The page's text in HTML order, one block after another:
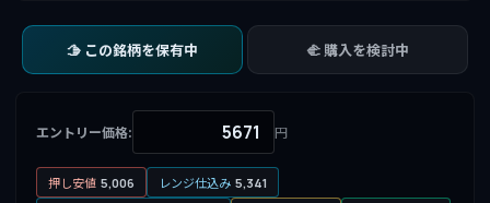
🫱 この銘柄を保有中 🫲 購入を検討中
エントリー価格: 円
押し安値 5,006 レンジ仕込み 5,341